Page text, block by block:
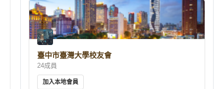
臺中市臺灣大學校友會
24成員
加入本地會員